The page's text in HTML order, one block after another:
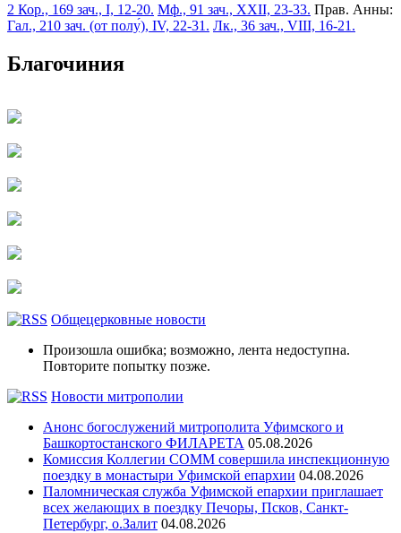
2 Кор., 169 зач., I, 12-20. Мф., 91 зач., XXII, 23-33. Прав. Анны:
Гал., 210 зач. (от полу́), IV, 22-31. Лк., 36 зач., VIII, 16-21.
Благочиния
Общецерковные новости
Произошла ошибка; возможно, лента недоступна.
Повторите попытку позже.
Новости митрополии
Анонс богослужений митрополита Уфимского и
Башкортостанского ФИЛАРЕТА 05.08.2026
Комиссия Коллегии СОММ совершила инспекционную
поездку в монастыри Уфимской епархии 04.08.2026
Паломническая служба Уфимской епархии приглашает
всех желающих в поездку Печоры, Псков, Санкт-
Петербург, о.Залит 04.08.2026